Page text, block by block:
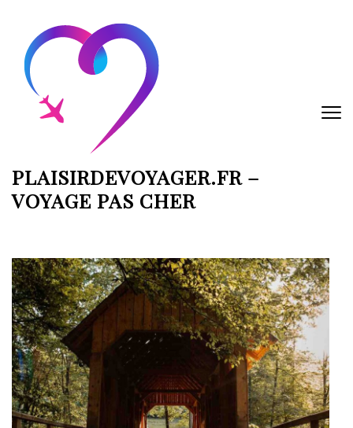
contenu
(Pressez
Entrée)
PLAISIRDEVOYAGER.FR –
VOYAGE PAS CHER